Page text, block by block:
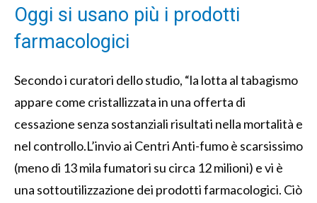
Oggi si usano più i prodotti
farmacologici
Secondo i curatori dello studio, “la lotta al tabagismo
appare come cristallizzata in una offerta di
cessazione senza sostanziali risultati nella mortalità e
nel controllo.L’invio ai Centri Anti-fumo è scarsissimo
(meno di 13 mila fumatori su circa 12 milioni) e vi è
una sottoutilizzazione dei prodotti farmacologici. Ciò